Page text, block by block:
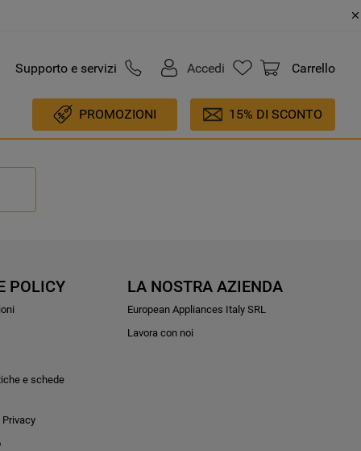
Supporto e servizi Accedi Carrello
PROMOZIONI 15% DI SCONTO
POLICY
e schede
LA NOSTRA AZIENDA
European Appliances Italy SRL
Lavora con noi